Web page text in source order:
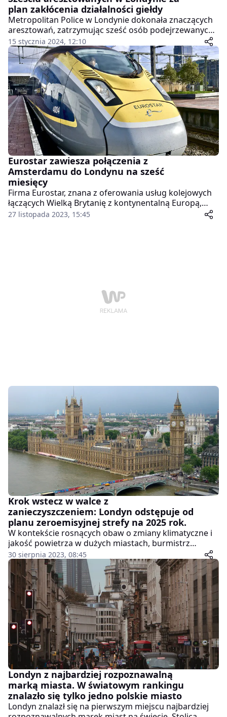
plan zakłócenia działalności giełdy
Metropolitan Police w Londynie dokonała znaczących
aresztowań, zatrzymując sześć osób podejrzewanych
o spisek mający na celu zakłócenie działalności
londyńskiej giełdy papierów wartościowych.
Zatrzymani, powiązani z grupą aktywistów Palestine
Action, mieli rzekomo planować atak na budynek
giełdy w poniedziałek.
15 stycznia 2024, 12:10
Eurostar zawiesza połączenia z
Amsterdamu do Londynu na sześć
miesięcy
Firma Eurostar, znana z oferowania usług kolejowych
łączących Wielką Brytanię z kontynentalną Europą,
ogłosiła zawieszenie połączeń z Amsterdamu do
27 listopada 2023, 15:45
Krok wstecz w walce z
zanieczyszczeniem: Londyn odstępuje od
planu zeroemisyjnej strefy na 2025 rok.
W kontekście rosnących obaw o zmiany klimatyczne i
jakość powietrza w dużych miastach, burmistrz
Londynu niespodziewanie zrezygnował z planów
wprowadzenia strefy zeroemisyjnej w centrum stolicy
Wielkiej Brytanii na 2025 rok. Oto co wiemy na ten
temat.
30 sierpnia 2023, 08:45
Londyn z najbardziej rozpoznawalną
marką miasta. W światowym rankingu
znalazło się tylko jedno polskie miasto
Londyn znalazł się na pierwszym miejscu najbardziej